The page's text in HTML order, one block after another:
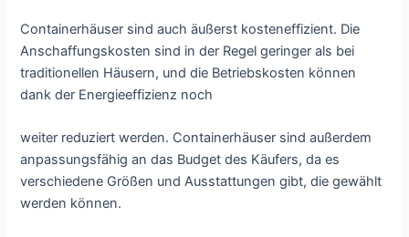
Containerhäuser sind auch äußerst kosteneffizient. Die
Anschaffungskosten sind in der Regel geringer als bei
traditionellen Häusern, und die Betriebskosten können
dank der Energieeffizienz noch
weiter reduziert werden. Containerhäuser sind außerdem
anpassungsfähig an das Budget des Käufers, da es
verschiedene Größen und Ausstattungen gibt, die gewählt
werden können.